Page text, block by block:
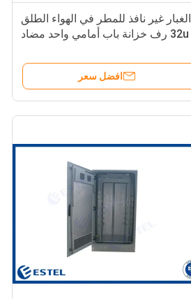
الغبار غير نافذ للمطر في الهواء الطلق
32u رف خزانة باب أمامي واحد مضاد
افضل سعر